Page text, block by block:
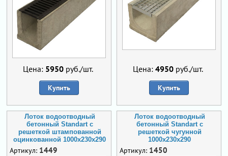
Цена: 5950руб./шт.
Купить
Цена: 4950руб./шт.
Купить
Лоток водоотводный
бетонный Standart с
решеткой штампованной
оцинкованной 1000x230x290
Артикул: 1449
Лоток водоотводный
бетонный Standart с
решеткой чугунной
1000x230x290
Артикул: 1450